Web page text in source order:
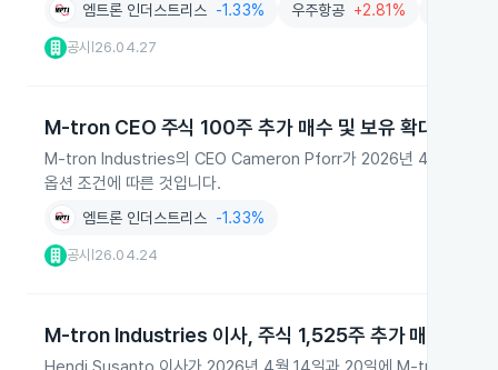
엠트론 인더스트리스 -1.33% 우주항공 +2.81%
공시 26.04.27
M-tron CEO 주식 100주 추가 매수 및 보유 확대
M-tron Industries의 CEO Cameron Pforr가 2026년 4월 7일 직접
옵션 조건에 따른 것입니다.
엠트론 인더스트리스 -1.33%
공시 26.04.24
M-tron Industries 이사, 주식 1,525주 추가 매수